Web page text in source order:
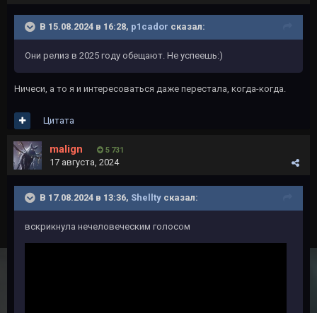
В 15.08.2024 в 16:28, p1cador сказал:
Они релиз в 2025 году обещают. Не успеешь:)
Ничеси, а то я и интересоваться даже перестала, когда-когда.
Цитата
malign 5 731
17 августа, 2024
В 17.08.2024 в 13:36, Shellty сказал:
вскрикнула нечеловеческим голосом